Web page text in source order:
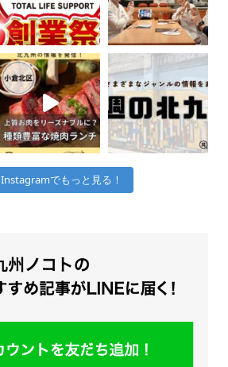
Instagramでもっと見る！